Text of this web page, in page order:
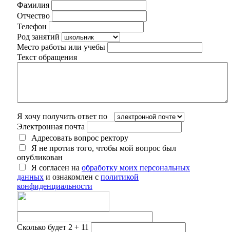
Фамилия
Отчество
Телефон
Род занятий
Место работы или учебы
Текст обращения
Я хочу получить ответ по
Электронная почта
Адресовать вопрос ректору
Я не против того, чтобы мой вопрос был
опубликован
Я согласен на обработку моих персональных
данных и ознакомлен с политикой
конфиденциальности
Сколько будет 2 + 11